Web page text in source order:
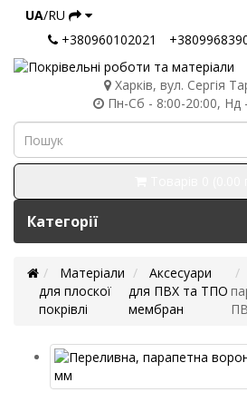
UA/RU
+380960102021
Харків, вул. Сергія
Пн-Сб - 8:00-20:00, Нд
Категорії
Матеріали
для плоскої
покрівлі
Аксесуари
для ПВХ та ТПО
мембран